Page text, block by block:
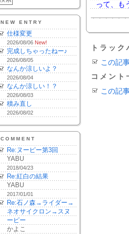
NEW ENTRY
仕様変更
2026/08/06 New!
完成しちゃったねー♪
2026/08/05
なんか涼しいよ？
2026/08/04
なんか涼しい！？
2026/08/03
積み直し
2026/08/02
COMMENT
Re:ヌーピー第3回
YABU
2018/04/23
Re:紅白の結果
YABU
2017/01/01
Re:石ノ森→ライダー→
ネオサイクロン→スヌ
ーピー
かよこ
って、も
トラッ
この記
コメント
この記